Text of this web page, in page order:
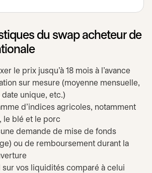
du swap acheteur de
le prix jusqu’à 18 mois à l’avance
sur mesure (moyenne mensuelle,
unique, etc.)
d’indices agricoles, notamment
le blé et le porc
demande de mise de fonds
ou de remboursement durant la
sur vos liquidités comparé à celui